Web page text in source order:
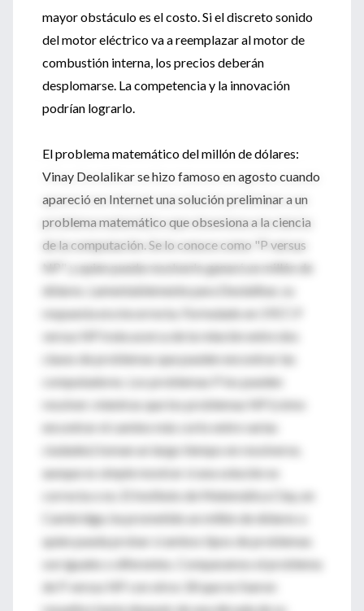
mayor obstáculo es el costo. Si el discreto sonido
del motor eléctrico va a reemplazar al motor de
combustión interna, los precios deberán
desplomarse. La competencia y la innovación
podrían lograrlo.
El problema matemático del millón de dólares:
Vinay Deolalikar se hizo famoso en agosto cuando
apareció en Internet una solución preliminar a un
problema matemático que obsesiona a la ciencia
de la computación. Se lo conoce como "P versus
NP", y quien pueda resolverlo ganará un millón de
dólares. Lamentablemente para Deolalikar, su
respuesta era incorrecta. Formulado en 1917, P
versus NP trata acerca de la relación entre dos
clases de problemas que pueden encontrar las
computadores. Los problemas P los pueden
resolver; mientras que los problemas NP (cómo
encontrar el camino más corto entre varias
ciudades) toman un largo tiempo en resolverse,
aunque es simple mostrar si una solución es
correcta o no. El Instituto de Matemática Clay, en
Cambridge, ha prometido un millón de dólares a
quien pueda probar si ambos tipos de problemas
son iguales o diferentes. Comparamos el problema
de P versus NP con otros 18 que no fueron